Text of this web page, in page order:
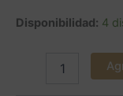
Disponibilidad: 4